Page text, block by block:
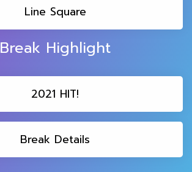
Line Square
Break Highlight
2021 HIT!
Break Details